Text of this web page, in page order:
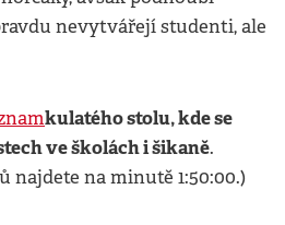
nevytvářejí studenti, ale
kulatého stolu, kde se
ve školách i šikaně.
najdete na minutě 1:50:00.)